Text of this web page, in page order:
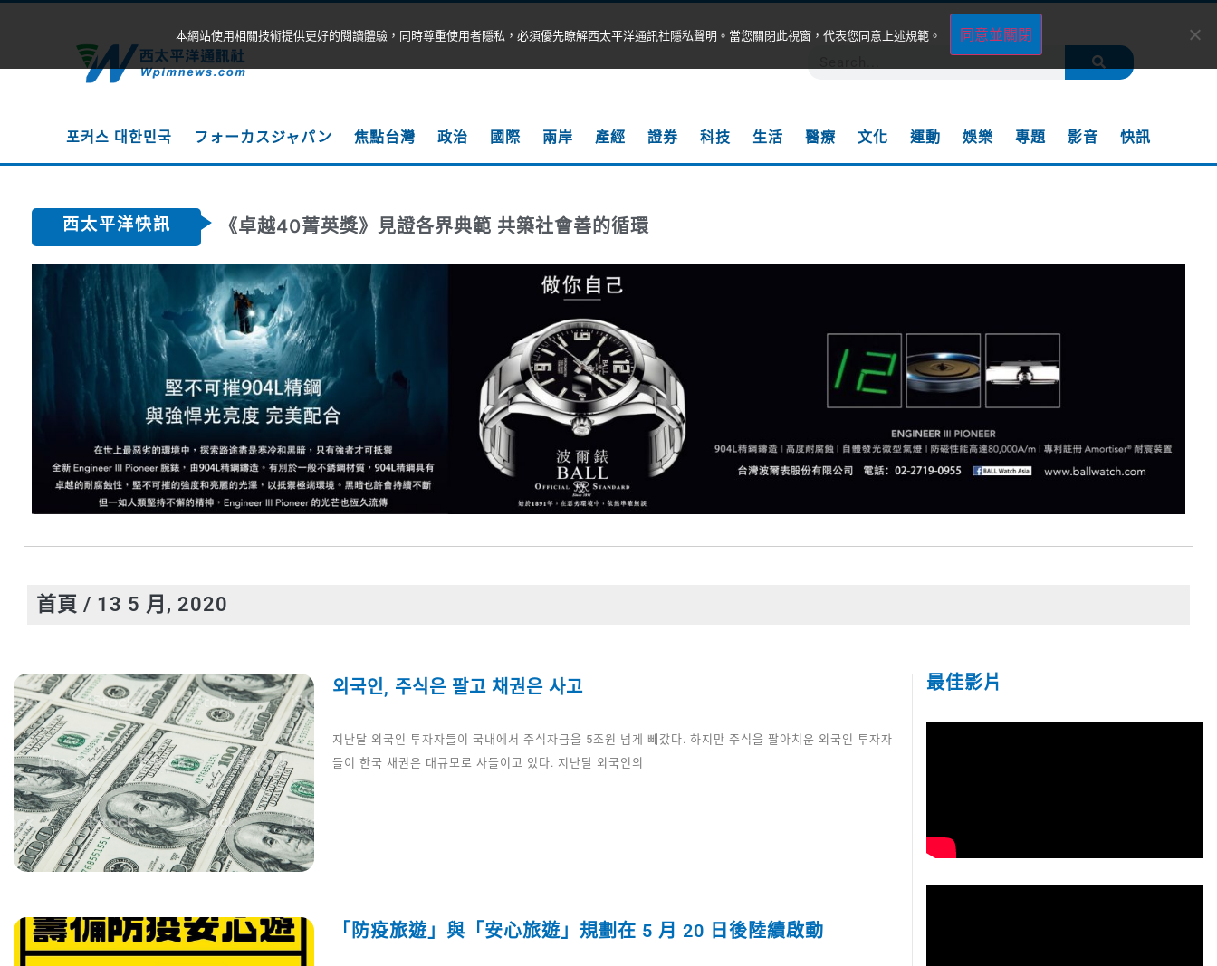
포커스 대한민국 フォーカスジャパン 焦點台灣 政治 國際 兩岸 產經 證券 科技 生活 醫療 文化 運動 娛樂 專題 影音 快訊
西太平洋快訊 《卓越40菁英獎》見證各界典範 共築社會善的循環
首頁 / 13 5 月, 2020
외국인, 주식은 팔고 채권은 사고
지난달 외국인 투자자들이 국내에서 주식자금을 5조원 넘게 빼갔다. 하지만 주식을 팔아치운 외국인 투자자
들이 한국 채권은 대규모로 사들이고 있다. 지난달 외국인의
「防疫旅遊」與「安心旅遊」規劃在 5 月 20 日後陸續啟動
最佳影片
本網站使用相關技術提供更好的閱讀體驗，同時尊重使用者隱私，必須優先瞭解西太平洋通訊社隱私聲明。當您關閉此視窗，代表您同意上述規範。 同意並關閉